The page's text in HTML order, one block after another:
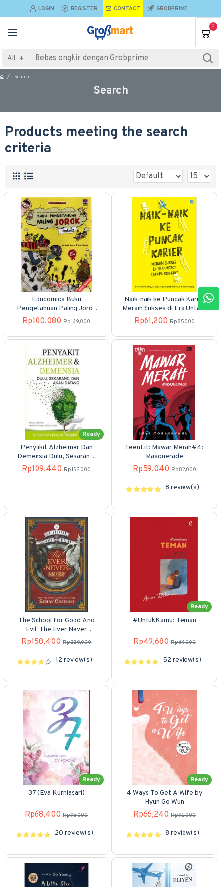
LOGIN REGISTER CONTACT GROBPRIME
0
All
Search
Search
Products meeting the search
criteria
Educomics Buku
Pengetahuan Paling Jorok
Sedunia (Edisi 2022)
Rp100,080 Rp139,000
Naik-naik ke Puncak Karier
Meraih Sukses di Era Untact
(Tanpa Kontak)
Rp61,200 Rp85,000
Ready
Penyakit Alzheimer Dan
Demensia Dulu, Sekarang,
Dan Akan Datang
Rp109,440 Rp152,000
TeenLit: Mawar Merah#4:
Masquerade
Rp59,040 Rp82,000
8 review(s)
The School For Good And
Evil: The Ever Never
Handbook
Rp158,400 Rp220,000
12 review(s)
Ready
#UntukKamu: Teman
Rp49,680 Rp69,000
52 review(s)
Ready
37 (Eva Kurniasari)
Rp68,400 Rp95,000
20 review(s)
Ready
4 Ways To Get A Wife by
Hyun Go Wun
Rp66,240 Rp92,000
8 review(s)